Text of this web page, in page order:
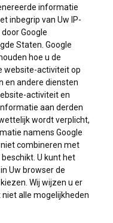
informatie
inbegrip van Uw IP-
Google
Staten. Google
hoe u de
website-activiteit op
en andere diensten
activiteit en
aan derden
wordt verplicht,
namens Google
niet combineren met
U kunt het
Uw browser de
Wij wijzen u er
alle mogelijkheden